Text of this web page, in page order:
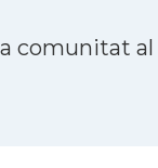
comunitat al